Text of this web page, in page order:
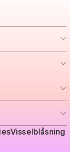
Visselblåsning